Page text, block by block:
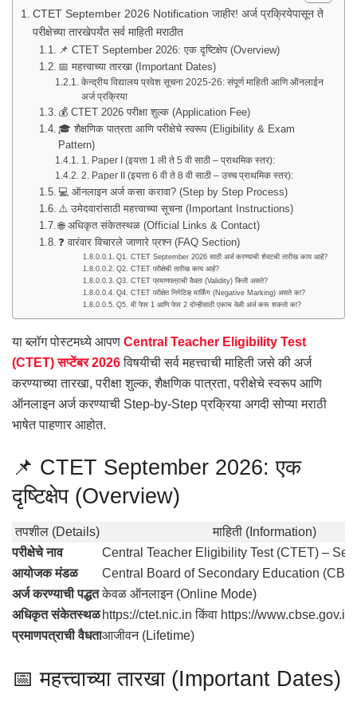
CTET September 2026 Notification जाहीर! अर्ज प्रक्रियेपासून ते
परीक्षेच्या तारखेपर्यंत सर्व माहिती मराठीत
📌 CTET September 2026: एक दृष्टिक्षेप (Overview)
📅 महत्त्वाच्या तारखा (Important Dates)
केन्द्रीय विद्यालय प्रवेश सूचना 2025-26: संपूर्ण माहिती आणि ऑनलाईन
अर्ज प्रक्रिया
💰 CTET 2026 परीक्षा शुल्क (Application Fee)
🎓 शैक्षणिक पात्रता आणि परीक्षेचे स्वरूप (Eligibility & Exam
Pattern)
1. Paper I (इयत्ता 1 ली ते 5 वी साठी – प्राथमिक स्तर):
2. Paper II (इयत्ता 6 वी ते 8 वी साठी – उच्च प्राथमिक स्तर):
💻 ऑनलाइन अर्ज कसा करावा? (Step by Step Process)
⚠️ उमेदवारांसाठी महत्त्वाच्या सूचना (Important Instructions)
🌐 अधिकृत संकेतस्थळ (Official Links & Contact)
❓ वारंवार विचारले जाणारे प्रश्न (FAQ Section)
Q1. CTET September 2026 साठी अर्ज करण्याची शेवटची तारीख काय आहे?
Q2. CTET परीक्षेची तारीख काय आहे?
Q3. CTET प्रमाणपत्राची वैधता (Validity) किती असते?
Q4. CTET परीक्षेत निगेटिव्ह मार्किंग (Negative Marking) असते का?
Q5. मी पेपर 1 आणि पेपर 2 दोन्हीसाठी एकाच वेळी अर्ज करू शकतो का?
या ब्लॉग पोस्टमध्ये आपण Central Teacher Eligibility Test
(CTET) सप्टेंबर 2026विषयीची सर्व महत्त्वाची माहिती जसे की अर्ज
करण्याच्या तारखा, परीक्षा शुल्क, शैक्षणिक पात्रता, परीक्षेचे स्वरूप आणि
ऑनलाइन अर्ज करण्याची Step-by-Step प्रक्रिया अगदी सोप्या मराठी
भाषेत पाहणार आहोत.
📌 CTET September 2026: एक
दृष्टिक्षेप (Overview)
तपशील (Details)
माहिती (Information)
परीक्षेचे नाव
Central Teacher Eligibility Test (CTET) –
आयोजक मंडळ
Central Board of Secondary Education
अर्ज करण्याची पद्धत केवळ ऑनलाइन (Online Mode)
अधिकृत संकेतस्थळ https://ctet.nic.in किंवा https://www.cbse.gov.in
प्रमाणपत्राची वैधताआजीवन (Lifetime)
📅 महत्त्वाच्या तारखा (Important Dates)